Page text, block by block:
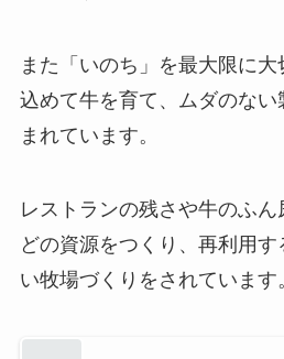
また「いのち」を最大限に
込めて牛を育て、ムダのない
まれています。
レストランの残さや牛のふ
どの資源をつくり、再利用
い牧場づくりをされています